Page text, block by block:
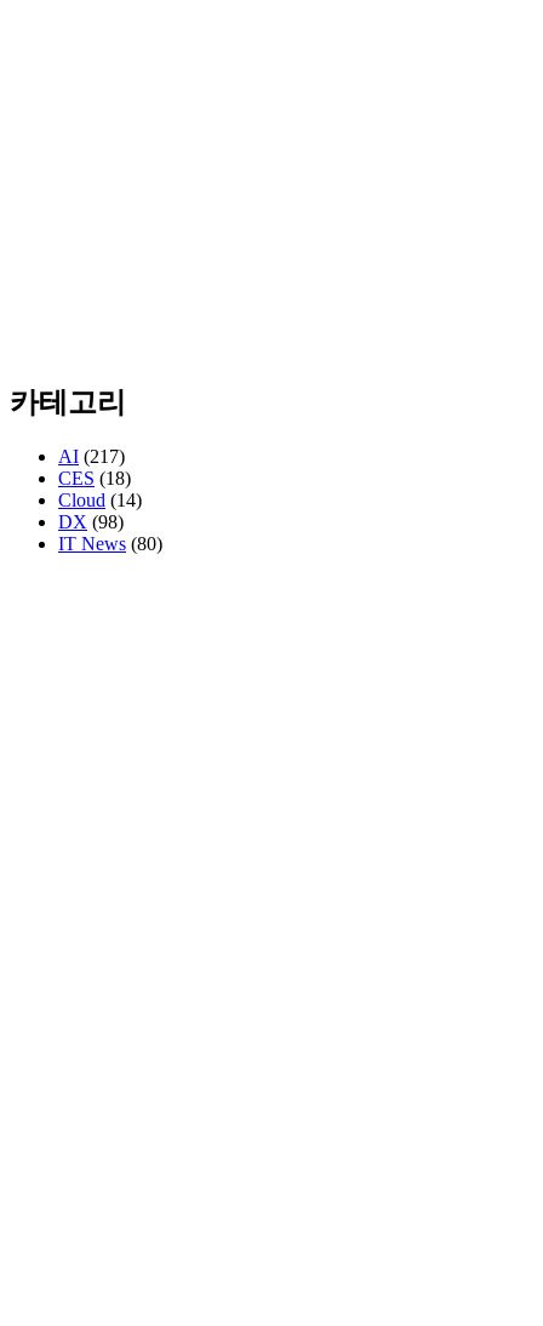
카테고리
AI (217)
CES (18)
Cloud (14)
DX (98)
IT News (80)